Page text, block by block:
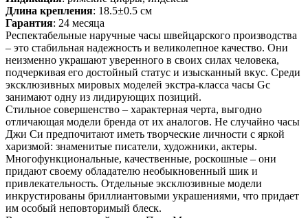
Длина крепления: 18.5±0.5 см
Гарантия: 24 месяца
Респектабельные наручные часы швейцарского производства
– это стабильная надежность и великолепное качество. Они
неизменно украшают уверенного в своих силах человека,
подчеркивая его достойный статус и изысканный вкус. Среди
эксклюзивных мировых моделей экстра-класса часы Gc
занимают одну из лидирующих позиций.
Стильное совершенство – характерная черта, выгодно
отличающая модели бренда от их аналогов. Не случайно часы
Джи Си предпочитают иметь творческие личности с яркой
харизмой: знаменитые писатели, художники, актеры.
Многофункциональные, качественные, роскошные – они
придают своему обладателю необыкновенный шик и
привлекательность. Отдельные эксклюзивные модели
инкрустированы бриллиантовыми украшениями, что придает
им особый неповторимый блеск.